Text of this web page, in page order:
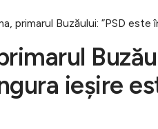
primarul Buzăului: ”PSD este
ieșire